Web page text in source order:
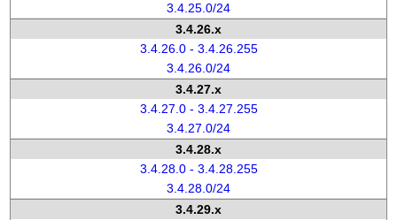
3.4.25.0/24
3.4.26.x
3.4.26.0 - 3.4.26.255
3.4.26.0/24
3.4.27.x
3.4.27.0 - 3.4.27.255
3.4.27.0/24
3.4.28.x
3.4.28.0 - 3.4.28.255
3.4.28.0/24
3.4.29.x